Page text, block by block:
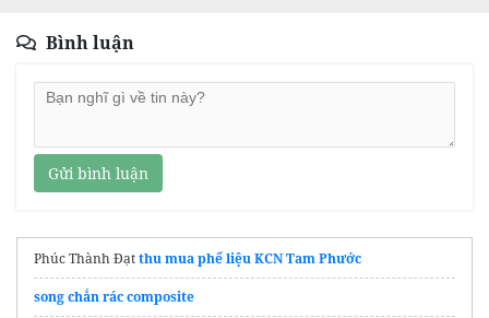
Bình luận
Gửi bình luận
Phúc Thành Đạtthu mua phế liệu KCN Tam Phước
song chắn rác composite